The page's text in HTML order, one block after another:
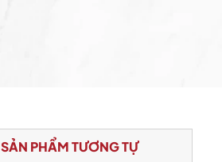
SẢN PHẨM TƯƠNG TỰ